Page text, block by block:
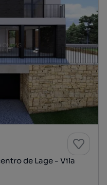
de Lage - Vila